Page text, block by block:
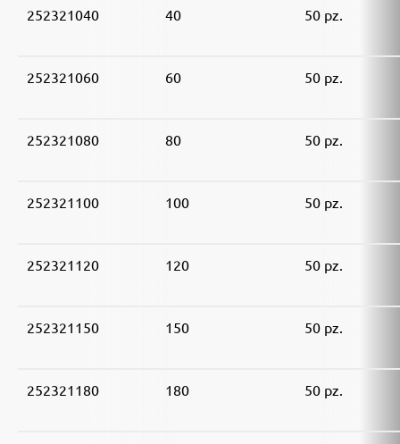
252321040 40 50 pz.
252321060 60 50 pz.
252321080 80 50 pz.
252321100 100 50 pz.
252321120 120 50 pz.
252321150 150 50 pz.
252321180 180 50 pz.